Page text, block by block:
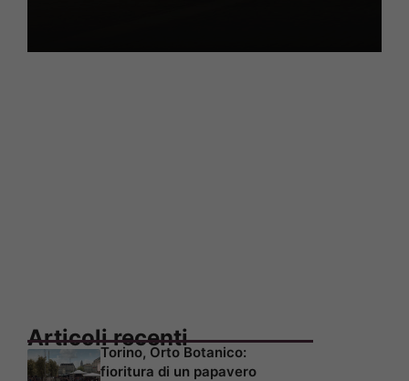
Articoli recenti
Torino, Orto Botanico:
fioritura di un papavero